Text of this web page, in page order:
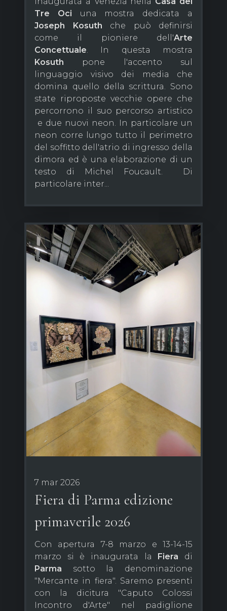
Tre Oci una mostra dedicata a
Joseph Kosuth che può definirsi
come il pioniere dell'Arte
Concettuale . In questa mostra
Kosuth pone l'accento sul
linguaggio visivo dei media che
domina quello della scrittura. Sono
state riproposte vecchie opere che
percorrono il suo percorso artistico
e due nuovi neon. In particolare un
neon corre lungo tutto il perimetro
del soffitto dell'atrio di ingresso della
dimora ed è una elaborazione di un
testo di Michel Foucault. Di
particolare inter...
7 mar 2026
Fiera di Parma edizione
primaverile 2026
Con apertura 7-8 marzo e 13-14-15
marzo si è inaugurata la Fiera di
Parma sotto la denominazione
"Mercante in fiera". Saremo presenti
con la dicitura "Caputo Colossi
Incontro d'Arte" nel padiglione